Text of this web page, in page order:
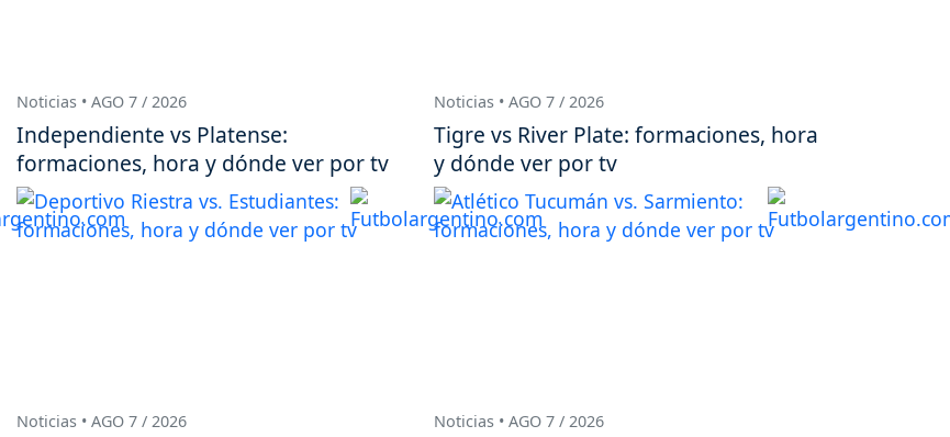
Noticias • AGO 7 / 2026
Independiente vs Platense:
formaciones, hora y dónde ver por tv
Noticias • AGO 7 / 2026
Tigre vs River Plate: formaciones, hora
y dónde ver por tv
Noticias • AGO 7 / 2026 Noticias • AGO 7 / 2026